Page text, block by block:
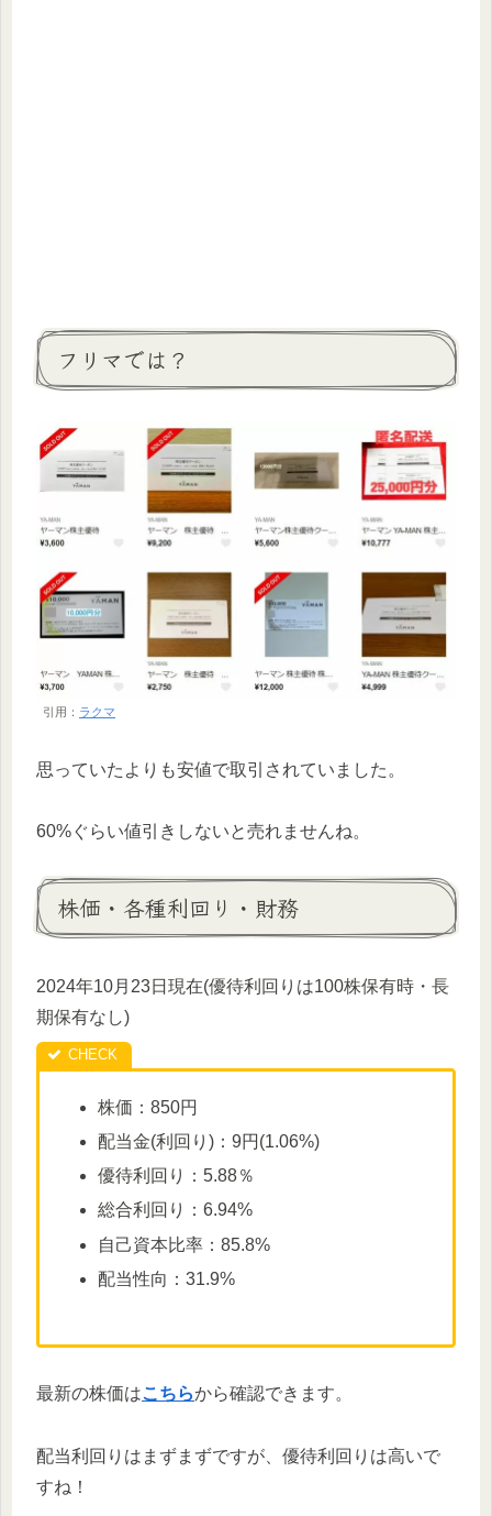
フリマでは？
引用： ラクマ
思っていたよりも安値で取引されていました。
60%ぐらい値引きしないと売れませんね。
株価・各種利回り・財務
2024年10月23日現在(優待利回りは100株保有時・長
期保有なし)
株価：850円
配当金(利回り)：9円(1.06%)
優待利回り：5.88％
総合利回り：6.94%
自己資本比率：85.8%
配当性向：31.9%
最新の株価はこちらから確認できます。
配当利回りはまずまずですが、優待利回りは高いで
すね！